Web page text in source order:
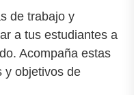
de trabajo y
a tus estudiantes a
Acompaña estas
y objetivos de